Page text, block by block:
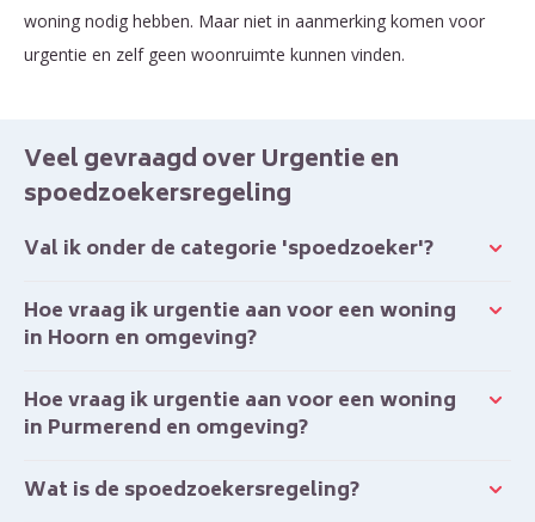
woning nodig hebben. Maar niet in aanmerking komen voor
urgentie en zelf geen woonruimte kunnen vinden.
Veel gevraagd over Urgentie en
spoedzoekersregeling
Val ik onder de categorie 'spoedzoeker'?
Hoe vraag ik urgentie aan voor een woning
in Hoorn en omgeving?
Hoe vraag ik urgentie aan voor een woning
in Purmerend en omgeving?
Wat is de spoedzoekersregeling?